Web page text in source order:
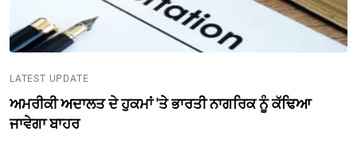
LATEST UPDATE
ਅਮਰੀਕੀ ਅਦਾਲਤ ਦੇ ਹੁਕਮਾਂ 'ਤੇ ਭਾਰਤੀ ਨਾਗਰਿਕ ਨੂੰ ਕੱਢਿਆ
ਜਾਵੇਗਾ ਬਾਹਰ